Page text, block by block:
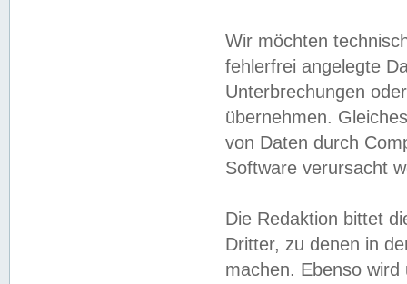
Wir möchten
fehlerfrei angelegte
Unterbrechungen
übernehmen.
von Daten durch
Software verursacht
Die Redaktion bittet
Dritter, zu denen in
machen. Ebenso